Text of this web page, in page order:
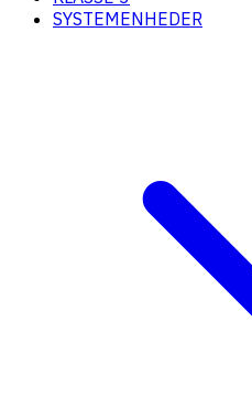
SYSTEMENHEDER